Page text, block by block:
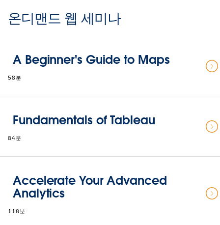
온디맨드 웹 세미나
A Beginner's Guide to Maps
58분
Fundamentals of Tableau
84분
Accelerate Your Advanced
Analytics
118분